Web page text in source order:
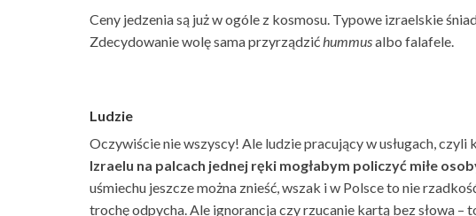
Ceny jedzenia są już w ogóle z kosmosu. Typowe izraelskie
Zdecydowanie wolę sama przyrządzić hummusalbo falafele.
Ludzie
Oczywiście nie wszyscy! Ale ludzie pracujący w usługach, czyli
Izraelu na palcach jednej ręki mogłabym policzyć miłe
uśmiechu jeszcze można znieść, wszak i w Polsce to nie
trochę odpycha. Ale ignorancja czy rzucanie kartą bez słowa –